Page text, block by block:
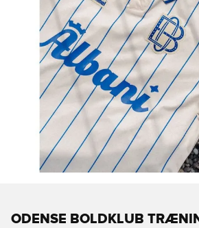
ODENSE BOLDKLUB